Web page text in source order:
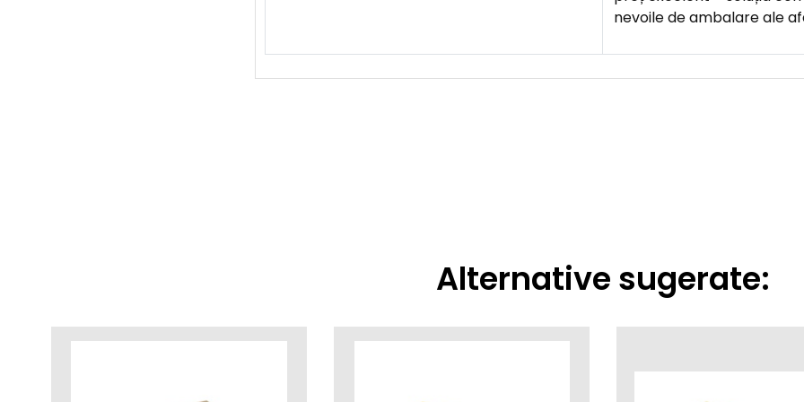
nevoile de ambalare ale
Alternative sugerate: